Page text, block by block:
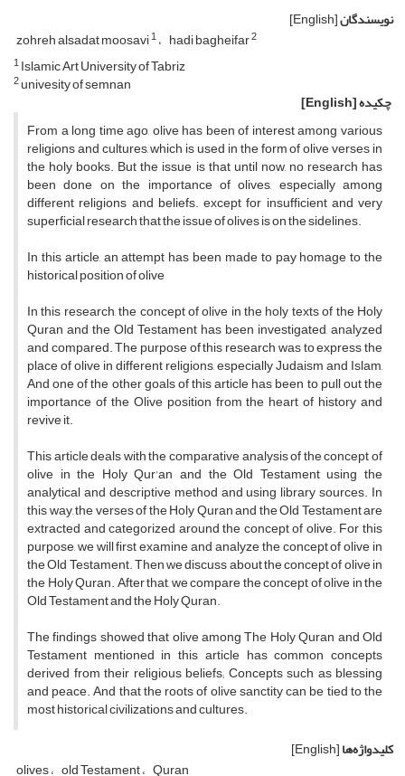
نویسندگان[English]
zohreh alsadat moosavi1 hadi bagheifar2
1Islamic Art University of Tabriz
2univesity of semnan
چکیده[English]
From a long time ago, olive has been of interest among various
religions and cultures, which is used in the form of olive verses in
the holy books. But the issue is that until now, no research has
been done on the importance of olives, especially among
different religions and beliefs. except for insufficient and very
superficial research that the issue of olives is on the sidelines.
In this article, an attempt has been made to pay homage to the
historical position of olive
In this research, the concept of olive in the holy texts of the Holy
Quran and the Old Testament has been investigated, analyzed
and compared. The purpose of this research was to express the
place of olive in different religions, especially Judaism and Islam,
And one of the other goals of this article has been to pull out the
importance of the Olive position from the heart of history and
revive it.
This article deals with the comparative analysis of the concept of
olive in the Holy Qur'an and the Old Testament using the
analytical and descriptive method and using library sources. In
this way, the verses of the Holy Quran and the Old Testament are
extracted and categorized around the concept of olive. For this
purpose, we will first examine and analyze the concept of olive in
the Old Testament. Then we discuss about the concept of olive in
the Holy Quran. After that, we compare the concept of olive in the
Old Testament and the Holy Quran.
The findings showed that olive among The Holy Quran and Old
Testament mentioned in this article has common concepts
derived from their religious beliefs; Concepts such as blessing
and peace. And that the roots of olive sanctity can be tied to the
most historical civilizations and cultures.
کلیدواژه‌ها[English]
olives old Testament Quran